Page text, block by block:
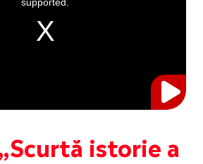
istorie a